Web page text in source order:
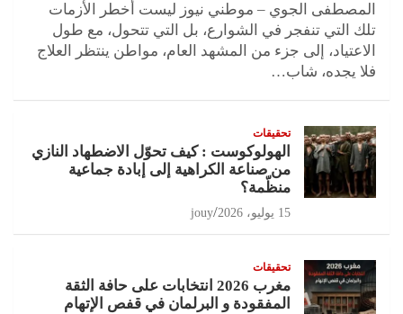
المصطفى الجوي – موطني نيوز ليست أخطر الأزمات
تلك التي تنفجر في الشوارع، بل التي تتحول، مع طول
الاعتياد، إلى جزء من المشهد العام، مواطن ينتظر العلاج
فلا يجده، شاب…
تحقيقات
الهولوكوست : كيف تحوّل الاضطهاد النازي
من صناعة الكراهية إلى إبادة جماعية
منظّمة؟
15 يوليو، 2026 jouy
تحقيقات
مغرب 2026 انتخابات على حافة الثقة
المفقودة و البرلمان في قفص الإتهام